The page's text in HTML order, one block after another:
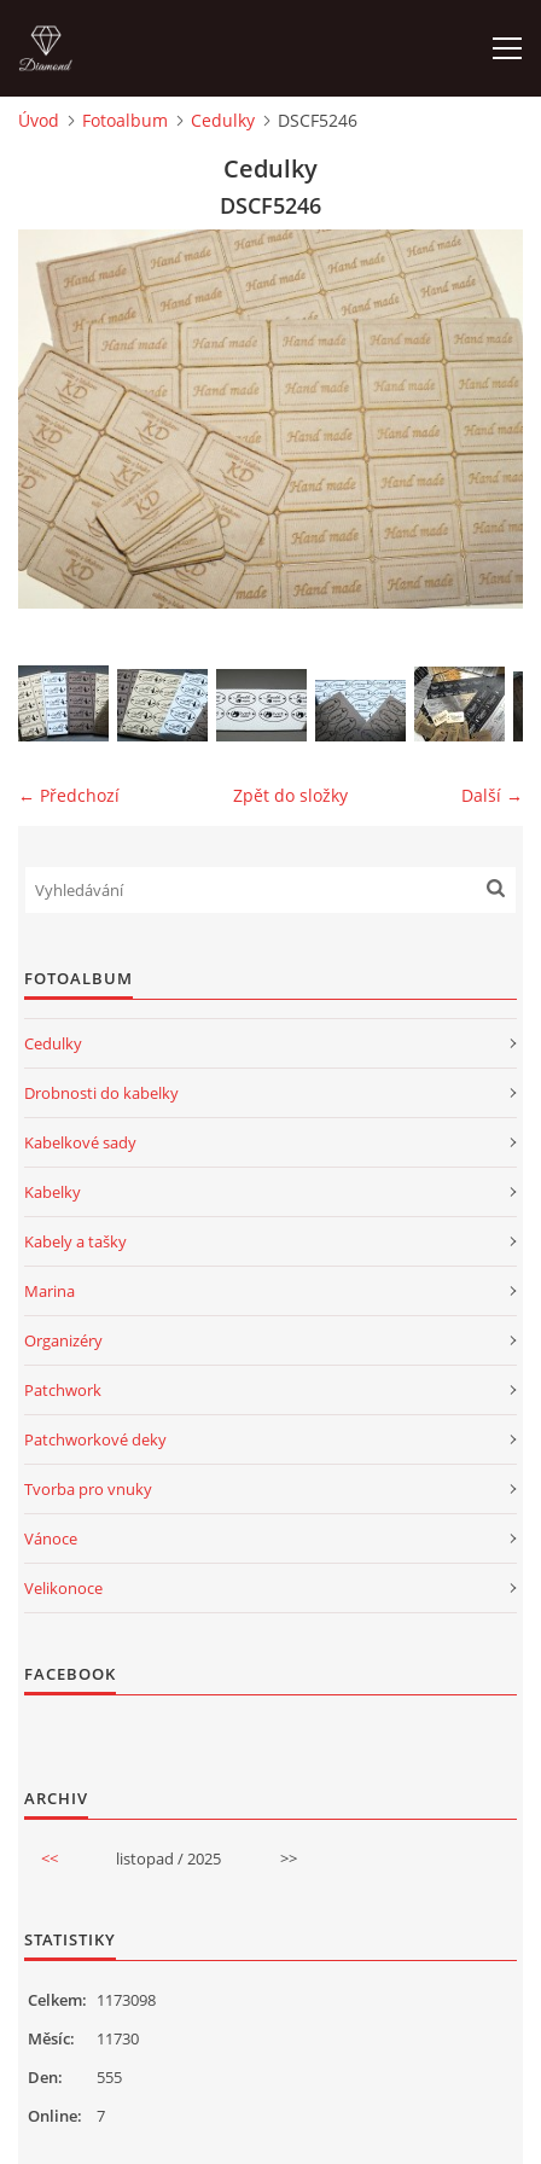
CEDULKY
MOJE POSLEDNÍ PRÁCE
jk-laguna@seznam.cz
Úvod Fotoalbum Cedulky DSCF5246
Cedulky
DSCF5246
← Předchozí Další →
Zpět do složky
FOTOALBUM
Cedulky
Drobnosti do kabelky
Kabelkové sady
Kabelky
Kabely a tašky
Marina
Organizéry
Patchwork
Patchworkové deky
Tvorba pro vnuky
Vánoce
Velikonoce
FACEBOOK
ARCHIV
<< listopad / 2025 >>
STATISTIKY
Online: 7
Celkem: 1173098
Měsíc:
11730
Den:
555